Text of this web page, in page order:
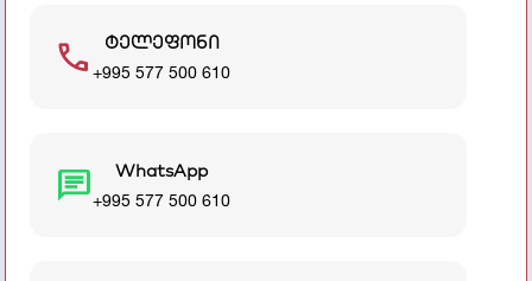
call ტელეფონი
+995 577 500 610
chat WhatsApp
+995 577 500 610